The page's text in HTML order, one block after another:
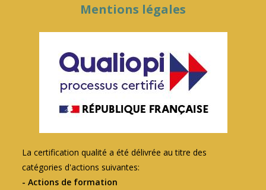
Mentions légales
La certification qualité a été délivrée au titre des
catégories d'actions suivantes:
- Actions de formation